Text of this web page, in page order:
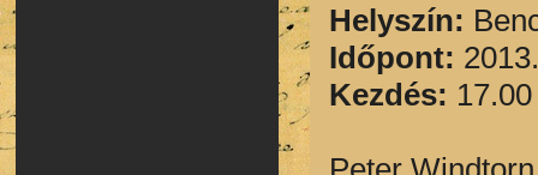
Helyszín:
Időpont:
Kezdés: 17.00